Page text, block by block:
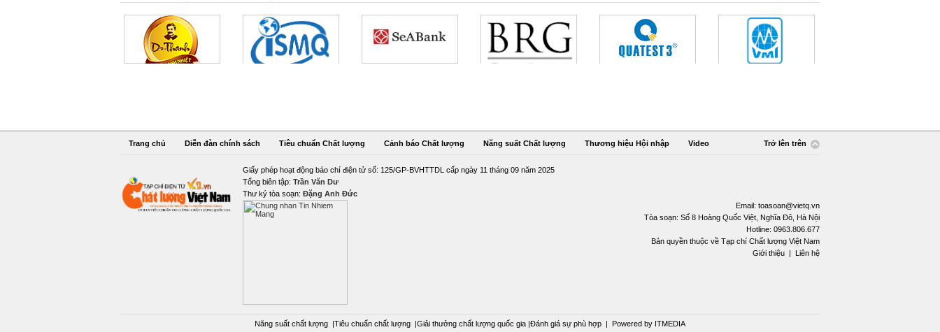
Trang chủ Diễn đàn chính sách Tiêu chuẩn Chất lượng Cảnh báo Chất lượng Năng suất Chất lượng Thương hiệu Hội nhập Video Trở lên trên
Giấy phép hoạt động báo chí điện tử số: 125/GP-BVHTTDL cấp ngày 11 tháng 09 năm 2025
Tổng biên tập: Trần Văn Dư
Thư ký tòa soạn: Đặng Anh Đức
Email: toasoan@vietq.vn
Tòa soạn: Số 8 Hoàng Quốc Việt, Nghĩa Đô, Hà Nội
Hotline: 0963.806.677
Bản quyền thuộc về Tạp chí Chất lượng Việt Nam
Giới thiệu | Liên hệ
Năng suất chất lượng |Tiêu chuẩn chất lượng |Giải thưởng chất lượng quốc gia |Đánh giá sự phù hợp | Powered by ITMEDIA